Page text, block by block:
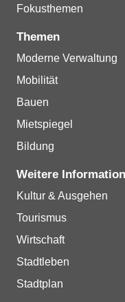
Fokusthemen
Themen
Moderne Verwaltung
Mobilität
Bauen
Mietspiegel
Bildung
Weitere
Kultur & Ausgehen
Tourismus
Wirtschaft
Stadtleben
Stadtplan